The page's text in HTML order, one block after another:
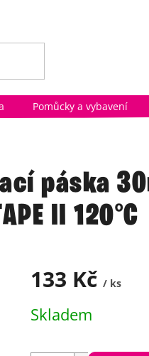
Pomůcky a vybavení
páska
II 120°C
133 Kč / ks
cena:
Skladem